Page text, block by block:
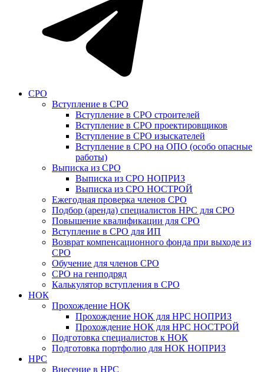
СРО
Вступление в СРО
Вступление в СРО строителей
Вступление в СРО проектировщиков
Вступление в СРО изыскателей
Вступление в СРО на ОПО (особо опасные
работы)
Выписка из СРО
Выписка из СРО НОПРИЗ
Выписка из СРО НОСТРОЙ
Ежегодная проверка членов СРО
Подбор (аренда) специалистов НРС для СРО
Повышение квалификации для СРО
Вступление в СРО для ИП
Возврат компенсационного фонда при выходе из
СРО
Обучение для членов СРО
СРО на генподряд
Калькулятор вступления в СРО
НОК
Прохождение НОК
Прохождение НОК для НРС НОПРИЗ
Прохождение НОК для НРС НОСТРОЙ
Подготовка специалистов к НОК
Подготовка портфолио для НОК НОПРИЗ
НРС
Внесение в НРС